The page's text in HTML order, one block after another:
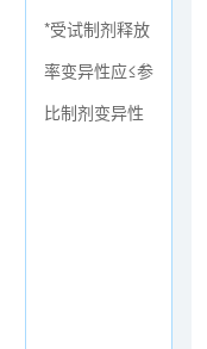
*受试制剂释放
率变异性应≤参
比制剂变异性